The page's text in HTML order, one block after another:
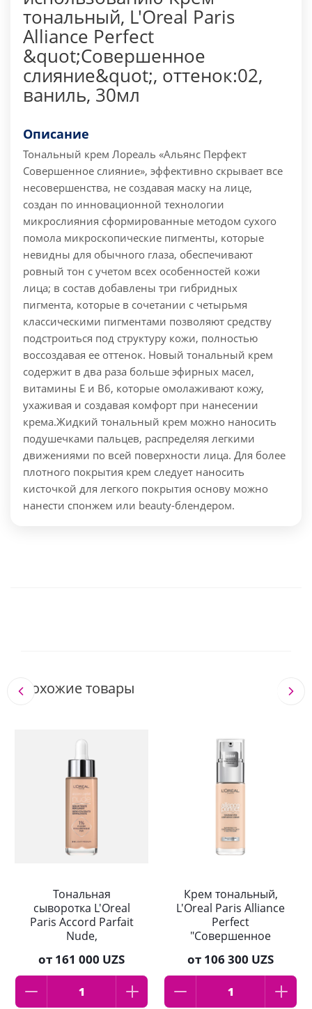
тональный, L'Oreal Paris
Alliance Perfect
&quot;Совершенное
слияние&quot;, оттенок:02,
ваниль, 30мл
Описание
Тональный крем Лореаль «Альянс Перфект
Совершенное слияние», эффективно скрывает все
несовершенства, не создавая маску на лице,
создан по инновационной технологии
микрослияния сформированные методом сухого
помола микроскопические пигменты, которые
невидны для обычного глаза, обеспечивают
ровный тон с учетом всех особенностей кожи
лица; в состав добавлены три гибридных
пигмента, которые в сочетании с четырьмя
классическими пигментами позволяют средству
подстроиться под структуру кожи, полностью
воссоздавая ее оттенок. Новый тональный крем
содержит в два раза больше эфирных масел,
витамины Е и В6, которые омолаживают кожу,
ухаживая и создавая комфорт при нанесении
крема.Жидкий тональный крем можно наносить
подушечками пальцев, распределяя легкими
движениями по всей поверхности лица. Для более
плотного покрытия крем следует наносить
кисточкой для легкого покрытия основу можно
нанести спонжем или beauty-блендером.
Похожие товары
Тональная
сыворотка L'Oreal
Paris Accord Parfait
Nude,
3-4, 30 мл
от 161 000 UZS
Крем тональный,
L'Oreal Paris Alliance
Perfect
"Совершенное
оттенок:1.R
фарфоровый 30 мл
от 106 300 UZS